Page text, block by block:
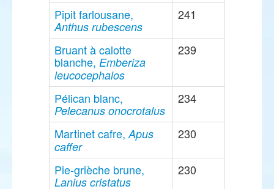
Pipit farlousane,
Anthus rubescens
241
Bruant à calotte
blanche, Emberiza
leucocephalos
239
Pélican blanc,
Pelecanus onocrotalus
234
Martinet cafre,Apus
caffer
230
Pie-grièche brune,
Lanius cristatus
230